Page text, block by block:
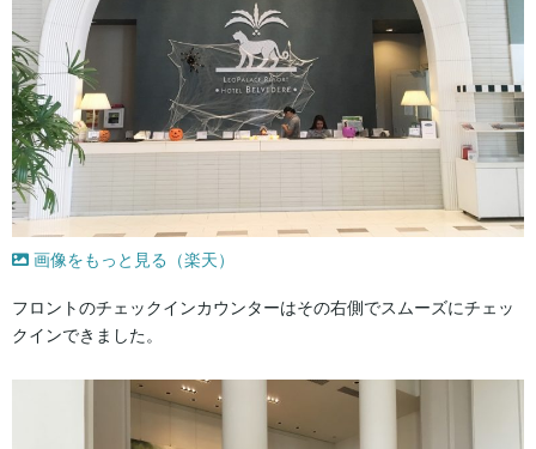
画像をもっと見る（楽天）
フロントのチェックインカウンターはその右側でスムーズにチェッ
クインできました。